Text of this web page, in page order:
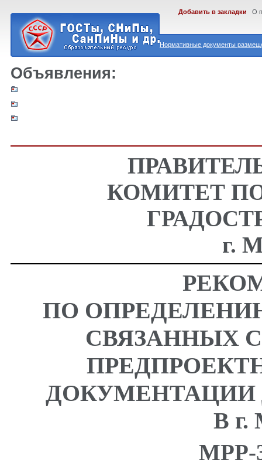
Нормативные документы
Добавить в закладки О
Объявления:
КОМИТЕТ
г.
ПО
СВЯЗАННЫХ
ДОКУМЕНТАЦИИ
В
МРР-